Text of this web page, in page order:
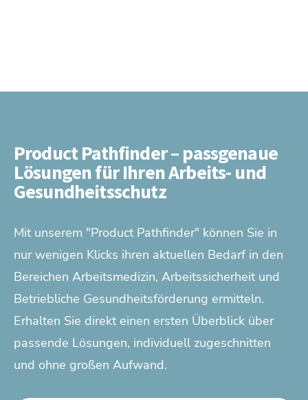
Product Pathfinder – passgenaue
Lösungen für Ihren Arbeits- und
Gesundheitsschutz
Mit unserem "Product Pathfinder" können Sie in
nur wenigen Klicks ihren aktuellen Bedarf in den
Bereichen Arbeitsmedizin, Arbeitssicherheit und
Betriebliche Gesundheitsförderung ermitteln.
Erhalten Sie direkt einen ersten Überblick über
passende Lösungen, individuell zugeschnitten
und ohne großen Aufwand.